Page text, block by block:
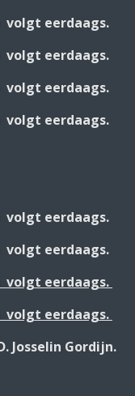
volgt eerdaags.
volgt eerdaags.
volgt eerdaags.
volgt eerdaags.
volgt eerdaags.
volgt eerdaags.
volgt eerdaags.
volgt eerdaags.
Josselin Gordijn.